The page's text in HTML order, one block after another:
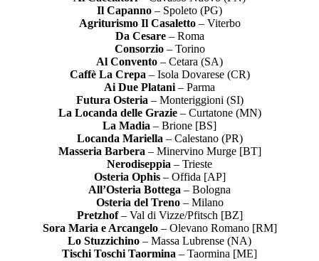
Il Capanno – Spoleto (PG)
Agriturismo Il Casaletto– Viterbo
Da Cesare– Roma
Consorzio– Torino
Al Convento – Cetara (SA)
Caffè La Crepa – Isola Dovarese (CR)
Ai Due Platani – Parma
Futura Osteria – Monteriggioni (SI)
La Locanda delle Grazie– Curtatone (MN)
La Madia – Brione [BS]
Locanda Mariella – Calestano (PR)
Masseria Barbera – Minervino Murge [BT]
Nerodiseppia – Trieste
Osteria Ophis– Offida [AP]
All’Osteria Bottega – Bologna
Osteria del Treno– Milano
Pretzhof– Val di Vizze/Pfitsch [BZ]
Sora Maria e Arcangelo– Olevano Romano [RM]
Lo Stuzzichino – Massa Lubrense (NA)
Tischi Toschi Taormina – Taormina [ME]